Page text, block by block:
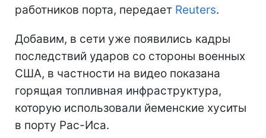
работников порта, передает Reuters.
Добавим, в сети уже появились кадры
последствий ударов со стороны военных
США, в частности на видео показана
горящая топливная инфраструктура,
которую использовали йеменские хуситы
в порту Рас-Иса.